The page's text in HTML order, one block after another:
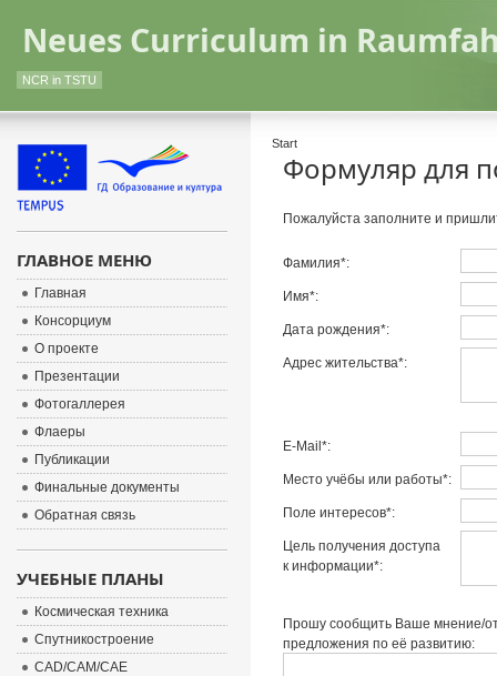
Neues Curriculum in
NCR in TSTU
Start
Пожалуйста заполните и
Фамилия*:
Имя*:
Дата рождения*:
Адрес жительства*:
E-Mail*:
Место учёбы или работы*:
Поле интересов*:
Цель получения доступа
к информации*:
Прошу сообщить Ваше мнение/
предложения по её развитию:
Формуляр для
ГЛАВНОЕ МЕНЮ
Главная
Консорциум
О проекте
Презентации
Фотогаллерея
Флаеры
Публикации
Финальные документы
Обратная связь
УЧЕБНЫЕ ПЛАНЫ
Космическая техника
Спутникостроение
CAD/CAM/CAE